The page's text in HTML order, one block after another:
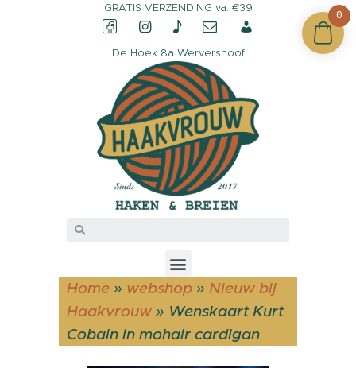
GRATIS VERZENDING va. €39
De Hoek 8a Wervershoof
Home » webshop » Nieuw bij
Haakvrouw » Wenskaart Kurt
Cobain in mohair cardigan
CONTACT &
OPENINGSTIJDEN
OVER HAAKVROUW
MIJN ACCOUNT
0